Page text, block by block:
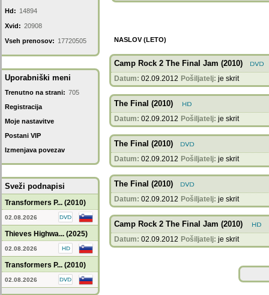
Hd: 14894
Xvid: 20908
Vseh prenosov: 17720505
Uporabniški meni
Trenutno na strani: 705
Registracija
Moje nastavitve
Postani VIP
Izmenjava povezav
Sveži podnapisi
Transformers P... (2010)
02.08.2026
Thieves Highwa... (2025)
02.08.2026
Transformers P... (2010)
02.08.2026
NASLOV (LETO)
Camp Rock 2 The Final Jam (2010)
Datum: 02.09.2012 Pošiljatelj: je skrit
The Final (2010)
Datum: 02.09.2012 Pošiljatelj: je skrit
The Final (2010)
Datum: 02.09.2012 Pošiljatelj: je skrit
The Final (2010)
Datum: 02.09.2012 Pošiljatelj: je skrit
Camp Rock 2 The Final Jam (2010)
Datum: 02.09.2012 Pošiljatelj: je skrit